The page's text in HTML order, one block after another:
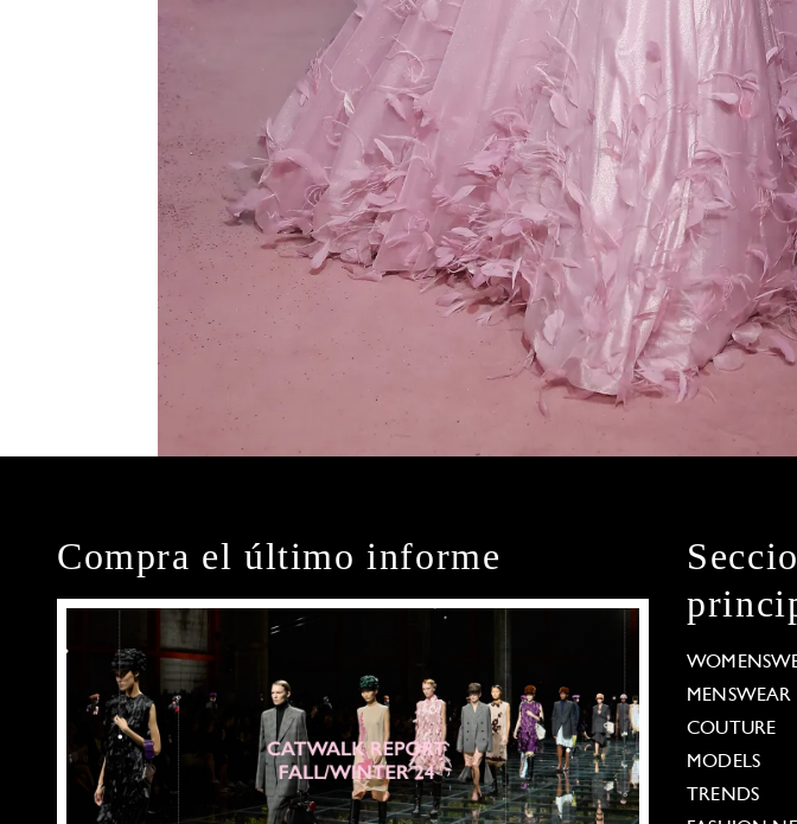
Compra el último informe
MENSWEAR
COUTURE
MODELS
TRENDS